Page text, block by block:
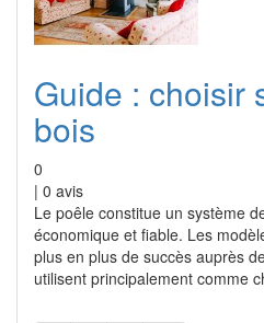
Guide : choisir
bois
0
| 0 avis
Le poêle constitue un système
économique et fiable. Les
plus en plus de succès auprès
utilisent principalement comme